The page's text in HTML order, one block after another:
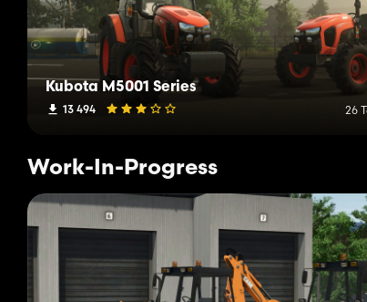
Kubota M5001 Series
13 494 26
Work-In-Progress